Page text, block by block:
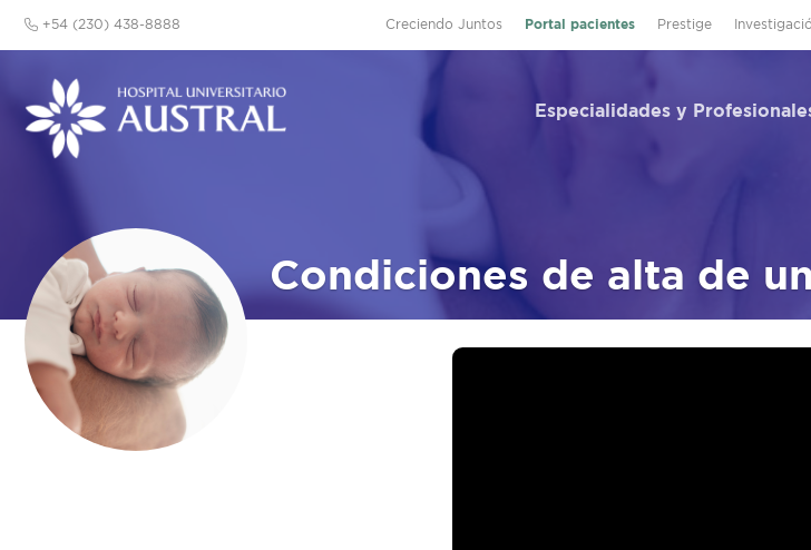
Creciendo Juntos Portal pacientes Prestige
+54 (230) 438-8888
Especialidades y
Condiciones de alta de